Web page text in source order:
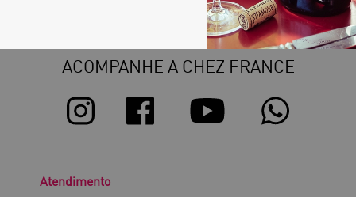
ACOMPANHE A CHEZ FRANCE
Atendimento